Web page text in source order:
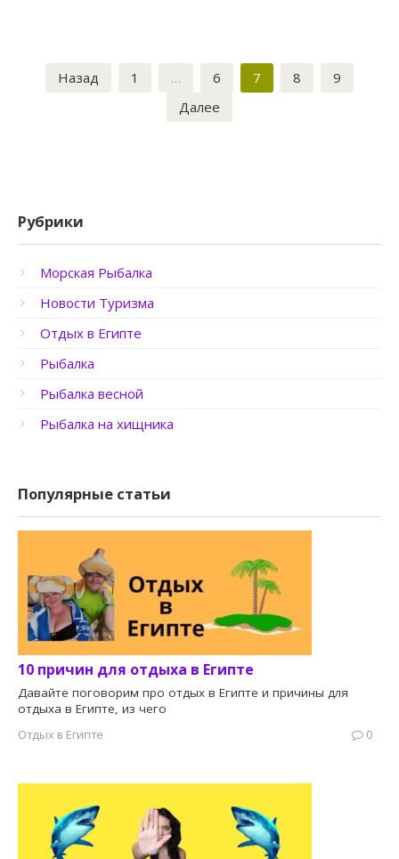
Пагинация
записей
Назад 1 … 6 7 8
9
Далее
Рубрики
Морская Рыбалка
Новости Туризма
Отдых в Египте
Рыбалка
Рыбалка весной
Рыбалка на хищника
Популярные статьи
10 причин для отдыха в Египте
Давайте поговорим про отдых в Египте и причины для
отдыха в Египте, из чего
Отдых в Египте
0